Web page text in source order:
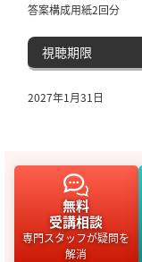
答案構成用紙2回分
視聴期限
2027年1月31日
無料
受講相談
専門スタッフが疑問を
解消